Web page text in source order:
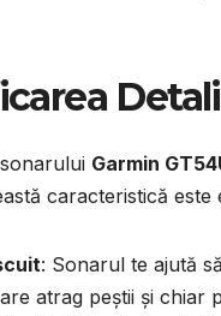
Garmin
caracteristică este
: Sonarul te ajută
atrag peștii și chiar